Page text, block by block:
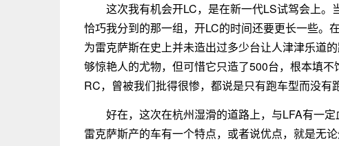
这次我有机会开LC，是在新一代LS试驾会上
恰巧我分到的那一组，开LC的时间还要更长一些。
为雷克萨斯在史上并未造出过多少台让人津津乐道
够惊艳人的尤物，但可惜它只造了500台，根本填
RC，曾被我们批得很惨，都说是只有跑车型而没有
好在，这次在杭州湿滑的道路上，与LFA有一
雷克萨斯产的车有一个特点，或者说优点，就是无